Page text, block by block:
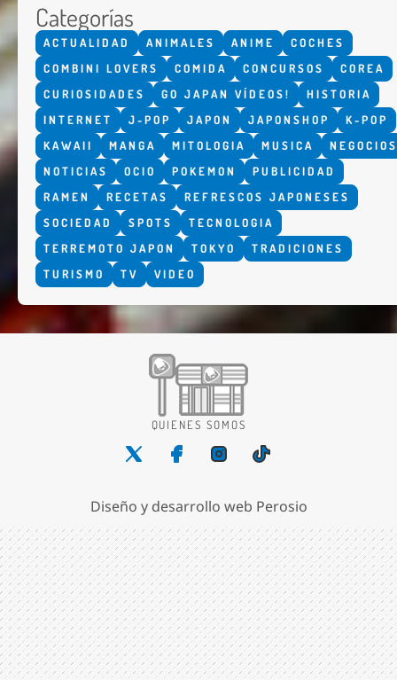
Categorías
ACTUALIDAD ANIMALES ANIME
COCHES
COMBINI LOVERS
COMIDA CONCURSOS
COREA
CURIOSIDADES
GO JAPAN VÍDEOS!
HISTORIA
INTERNET
J-POP JAPON JAPONSHOP
K-POP
KAWAII
MANGA MITOLOGIA MUSICA
NEGOCIOS
NOTICIAS
OCIO POKEMON
PUBLICIDAD
RAMEN
RECETAS
REFRESCOS JAPONESES
SOCIEDAD
SPOTS
TECNOLOGIA
TERREMOTO JAPON
TOKYO
TRADICIONES
TURISMO
TV VIDEO
QUIENES SOMOS
Diseño y desarrollo web Perosio